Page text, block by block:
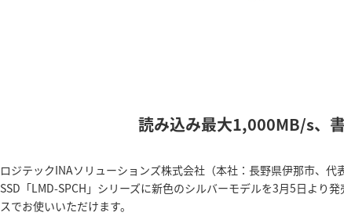
読み込み最大1,000MB/s、
ロジテックINAソリューションズ株式会社（本社：長野県伊那市、
SSD「LMD-SPCH」シリーズに新色のシルバーモデルを3月5日より
スでお使いいただけます。